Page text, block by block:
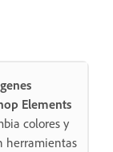
Elements
colores y
herramientas